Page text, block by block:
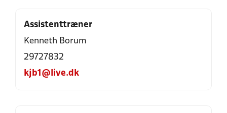
Assistenttræner
Kenneth Borum
29727832
kjb1@live.dk